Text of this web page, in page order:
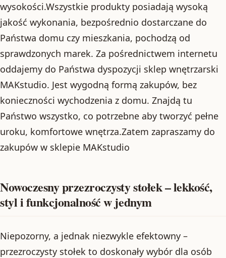
wysokości.Wszystkie produkty posiadają wysoką
jakość wykonania, bezpośrednio dostarczane do
Państwa domu czy mieszkania, pochodzą od
sprawdzonych marek. Za pośrednictwem internetu
oddajemy do Państwa dyspozycji sklep wnętrzarski
MAKstudio. Jest wygodną formą zakupów, bez
konieczności wychodzenia z domu. Znajdą tu
Państwo wszystko, co potrzebne aby tworzyć pełne
uroku, komfortowe wnętrza.Zatem zapraszamy do
zakupów w sklepie MAKstudio
Nowoczesny przezroczysty stołek – lekkość,
styl i funkcjonalność w jednym
Niepozorny, a jednak niezwykle efektowny –
przezroczysty stołek to doskonały wybór dla osób